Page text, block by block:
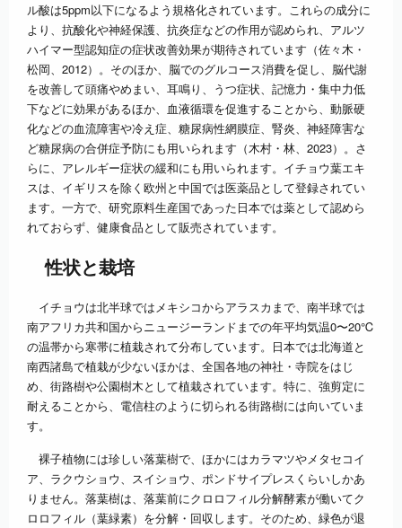
ル酸は5ppm以下になるよう規格化されています。これらの成分に
より、抗酸化や神経保護、抗炎症などの作用が認められ、アルツ
ハイマー型認知症の症状改善効果が期待されています（佐々木・
松岡、2012）。そのほか、脳でのグルコース消費を促し、脳代謝
を改善して頭痛やめまい、耳鳴り、うつ症状、記憶力・集中力低
下などに効果があるほか、血液循環を促進することから、動脈硬
化などの血流障害や冷え症、糖尿病性網膜症、腎炎、神経障害な
ど糖尿病の合併症予防にも用いられます（木村・林、2023）。さ
らに、アレルギー症状の緩和にも用いられます。イチョウ葉エキ
スは、イギリスを除く欧州と中国では医薬品として登録されてい
ます。一方で、研究原料生産国であった日本では薬として認めら
れておらず、健康食品として販売されています。
性状と栽培
イチョウは北半球ではメキシコからアラスカまで、南半球では
南アフリカ共和国からニュージーランドまでの年平均気温0〜20℃
の温帯から寒帯に植栽されて分布しています。日本では北海道と
南西諸島で植栽が少ないほかは、全国各地の神社・寺院をはじ
め、街路樹や公園樹木として植栽されています。特に、強剪定に
耐えることから、電信柱のように切られる街路樹には向いていま
す。
裸子植物には珍しい落葉樹で、ほかにはカラマツやメタセコイ
ア、ラクウショウ、スイショウ、ポンドサイプレスくらいしかあ
りません。落葉樹は、落葉前にクロロフィル分解酵素が働いてク
ロロフィル（葉緑素）を分解・回収します。そのため、緑色が退